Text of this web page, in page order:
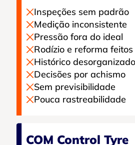
Inspeções sem padrão
Medição inconsistente
Pressão fora do ideal
Rodízio e reforma
Histórico desorganizado
Decisões por achismo
Sem previsibilidade
Pouca rastreabilidade
COM Control Tyre